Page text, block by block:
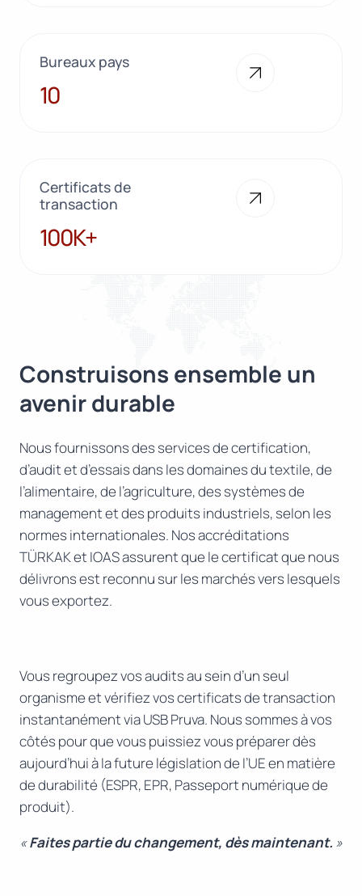
Bureaux pays
10
10
Certificats de
transaction
100K+
100K+
Construisons ensemble un
avenir durable
Nous fournissons des services de certification,
d’audit et d’essais dans les domaines du textile, de
l’alimentaire, de l’agriculture, des systèmes de
management et des produits industriels, selon les
normes internationales. Nos accréditations
TÜRKAK et IOAS assurent que le certificat que nous
délivrons est reconnu sur les marchés vers lesquels
vous exportez.
Vous regroupez vos audits au sein d’un seul
organisme et vérifiez vos certificats de transaction
instantanément via USB Pruva. Nous sommes à vos
côtés pour que vous puissiez vous préparer dès
aujourd’hui à la future législation de l’UE en matière
de durabilité (ESPR, EPR, Passeport numérique de
produit).
«Faites partie du changement, dès maintenant. »